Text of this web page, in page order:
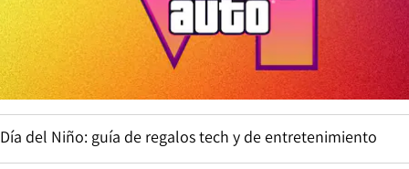
Día del Niño: guía de regalos tech y de entretenimiento